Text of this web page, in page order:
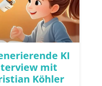
KI
mit
Köhler